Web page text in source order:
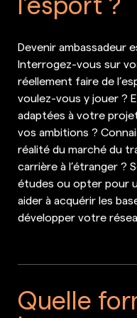
Devenir ambassadeur
Interrogez-vous sur
réellement faire de
voulez-vous y jouer ?
adaptées à votre
vos ambitions ?
réalité du marché du
carrière à l’étranger ?
études ou opter pour
aider à acquérir les
développer votre
Quelle